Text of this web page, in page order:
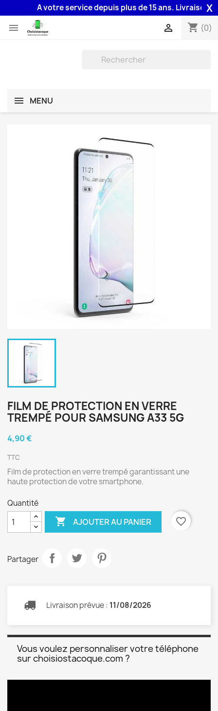
A votre service depuis plus de 15 ans. Livraison X
 shopping_cart (0)

MENU
FILM DE PROTECTION EN VERRE
TREMPÉ POUR SAMSUNG A33 5G
4,90 €
TTC
Film de protection en verre trempé garantissant une
haute protection de votre smartphone.
Quantité
 AJOUTER AU PANIER favorite_border
Partager
Livraison prévue : 11/08/2026
Vous voulez personnaliser votre téléphone
sur choisiostacoque.com ?